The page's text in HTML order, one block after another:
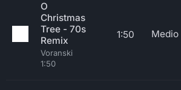
O
Christmas
Tree - 70s
Remix
Voranski
1:50
1:50 Medio